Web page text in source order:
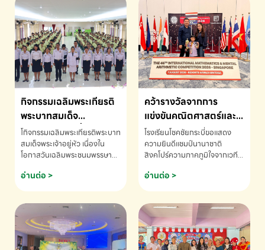
กิจกรรมเฉลิมพระเกียรติ
พระบาทสมเด็จ
พระเจ้าอยู่หัว เนื่องใน
โอกาสวันเฉลิม
พระชนมพรรษา
โกิจกรรมเฉลิมพระเกียรติพระบาท
สมเด็จพระเจ้าอยู่หัว เนื่องใน
โอกาสวันเฉลิมพระชนมพรรษา
ข้อมูลเพิ่มเติม โทร. 075-691910
อ่านต่อ >
คว้ารางวัลจากการ
แข่งขันคณิตศาสตร์และ
คณิตคิดเร็วนานาชาติ
ครั้งที่ 46 ประจำปี 2569
ณ ประเทศสิงคโปร์
โรงเรียนโชคชัยกระบี่ขอแสดง
ความยินดีแชมป์นานาชาติ
สิงคโปร์ความภาคภูมิใจจากเวที
ด.ช.พัทธนันท์ พรหมพันธ์ ชั้น
อนุบาล EP K3 โรงเรียนโชคชัย
แข่งขันคณิตศาสตร์และคณิตคิด
เร็วนานาชาติ ครั้งที่ 46 ประจำปี
2569 ณ ประเทศสิงคโปร์
INTERNATIONAL
อ่านต่อ >